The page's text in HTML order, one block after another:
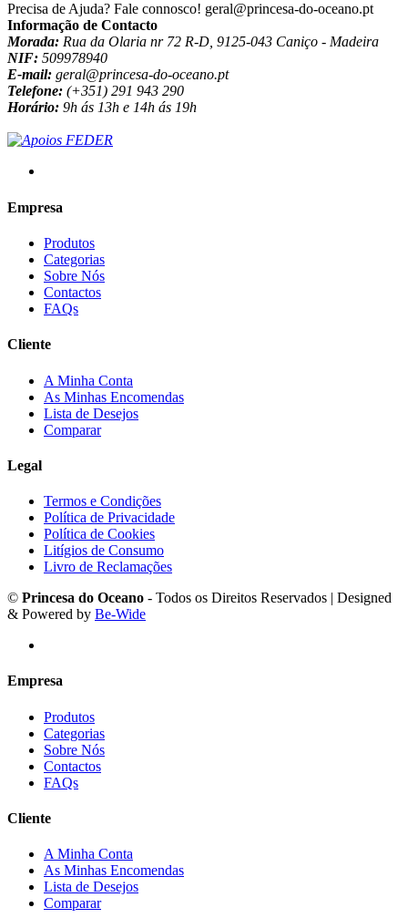
Precisa de Ajuda? Fale connosco! geral@princesa-do-oceano.pt
Informação de Contacto
Morada: Rua da Olaria nr 72 R-D, 9125-043 Caniço - Madeira
NIF: 509978940
E-mail: geral@princesa-do-oceano.pt
Telefone: (+351) 291 943 290
Horário: 9h ás 13h e 14h ás 19h
Empresa
Produtos
Categorias
Sobre Nós
Contactos
FAQs
Cliente
A Minha Conta
As Minhas Encomendas
Lista de Desejos
Comparar
Legal
Termos e Condições
Política de Privacidade
Política de Cookies
Litígios de Consumo
Livro de Reclamações
© Princesa do Oceano - Todos os Direitos Reservados | Designed
& Powered by Be-Wide
Empresa
Produtos
Categorias
Sobre Nós
Contactos
FAQs
Cliente
A Minha Conta
As Minhas Encomendas
Lista de Desejos
Comparar